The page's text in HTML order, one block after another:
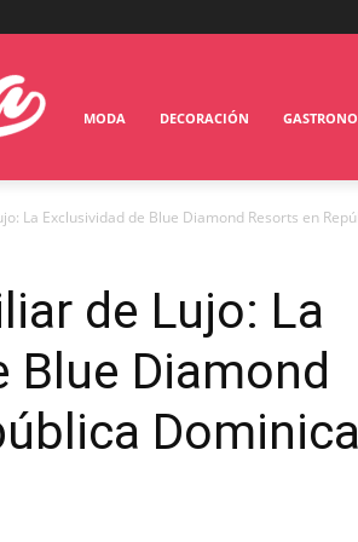
MODA DECORACIÓN
La Exclusividad de Blue Diamond Resorts en
de Lujo: La
Blue Diamond